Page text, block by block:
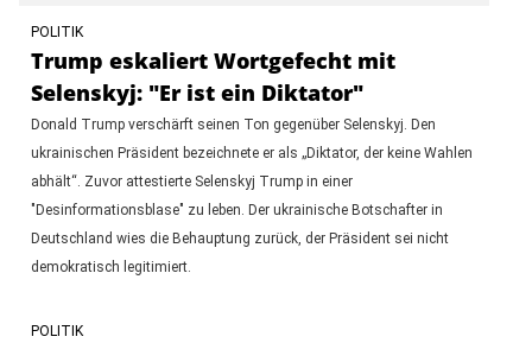
POLITIK
Trump eskaliert Wortgefecht mit
Selenskyj: "Er ist ein Diktator"
Donald Trump verschärft seinen Ton gegenüber Selenskyj. Den
ukrainischen Präsident bezeichnete er als „Diktator, der keine Wahlen
abhält“. Zuvor attestierte Selenskyj Trump in einer
"Desinformationsblase" zu leben. Der ukrainische Botschafter in
Deutschland wies die Behauptung zurück, der Präsident sei nicht
demokratisch legitimiert.
POLITIK